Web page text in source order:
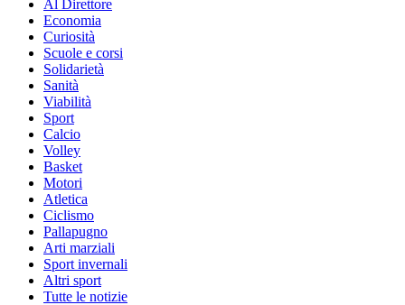
Al Direttore
Economia
Curiosità
Scuole e corsi
Solidarietà
Sanità
Viabilità
Sport
Calcio
Volley
Basket
Motori
Atletica
Ciclismo
Pallapugno
Arti marziali
Sport invernali
Altri sport
Tutte le notizie